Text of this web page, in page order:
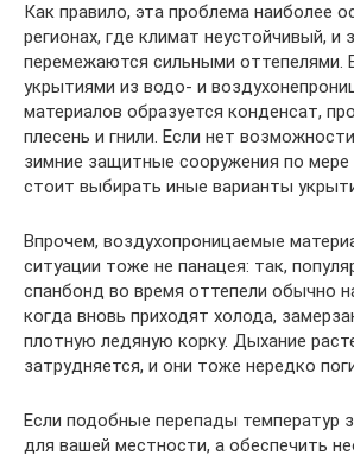
Как правило, эта проблема наиболее
регионах, где климат неустойчивый, и
перемежаются сильными оттепелями.
укрытиями из водо- и
материалов образуется конденсат,
плесень и гнили. Если нет
зимние защитные сооружения по мере
стоит выбирать иные варианты
Впрочем, воздухопроницаемые
ситуации тоже не панацея: так,
спанбонд во время оттепели обычно
когда вновь приходят холода,
плотную ледяную корку. Дыхание
затрудняется, и они тоже нередко
Если подобные перепады температур
для вашей местности, а обеспечить